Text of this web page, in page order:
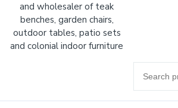
and wholesaler of teak
benches, garden chairs,
outdoor tables, patio sets
and colonial indoor furniture
for: